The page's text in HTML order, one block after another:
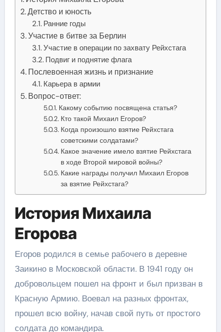
Детство и юность
Ранние годы
Участие в битве за Берлин
Участие в операции по захвату Рейхстага
Подвиг и поднятие флага
Послевоенная жизнь и признание
Карьера в армии
Вопрос-ответ:
Какому событию посвящена статья?
Кто такой Михаил Егоров?
Когда произошло взятие Рейхстага
советскими солдатами?
Какое значение имело взятие Рейхстага
в ходе Второй мировой войны?
Какие награды получил Михаил Егоров
за взятие Рейхстага?
История Михаила
Егорова
Егоров родился в семье рабочего в деревне
Заикино в Московской области. В 1941 году он
добровольцем пошел на фронт и был призван в
Красную Армию. Воевал на разных фронтах,
прошел всю войну, начав свой путь от простого
солдата до командира.